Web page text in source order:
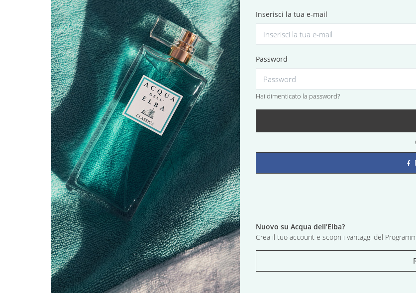
Inserisci la tua e-mail
Password
Hai dimenticato la password?
Nuovo su Acqua dell’Elba?
Crea il tuo account e scopri i vantaggi del